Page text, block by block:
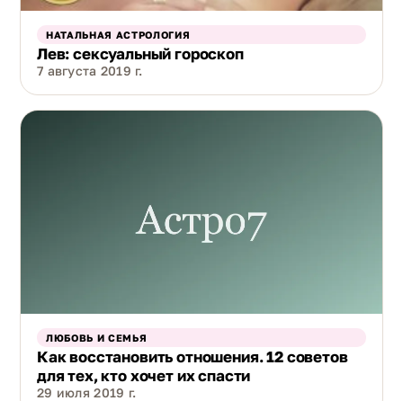
НАТАЛЬНАЯ АСТРОЛОГИЯ
Лев: сексуальный гороскоп
7 августа 2019 г.
ЛЮБОВЬ И СЕМЬЯ
Как восстановить отношения. 12 советов
для тех, кто хочет их спасти
29 июля 2019 г.